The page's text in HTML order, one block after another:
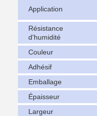
Application
Résistance
d'humidité
Couleur
Adhésif
Emballage
Épaisseur
Largeur